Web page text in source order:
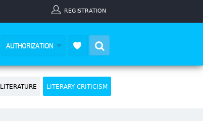
REGISTRATION
AUTHORIZATION
LITERATURE LITERARY CRITICISM